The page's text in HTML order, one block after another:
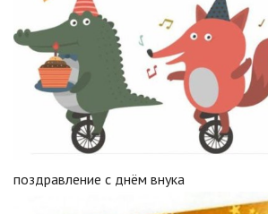
поздравление с днём внука